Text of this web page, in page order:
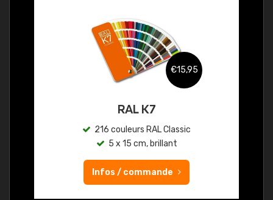
€15,95
RAL K7
216 couleurs RAL Classic
5 x 15 cm, brillant
Infos / commande